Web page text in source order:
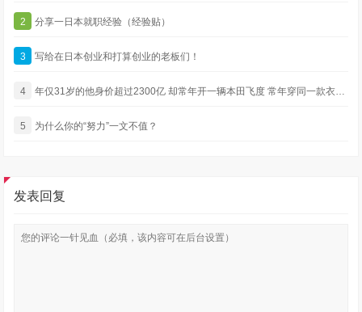
2 分享一日本就职经验（经验贴）
3 写给在日本创业和打算创业的老板们！
4 年仅31岁的他身价超过2300亿 却常年开一辆本田飞度 常年穿同一款衣服 还没有绯闻
5 为什么你的“努力”一文不值？
发表回复